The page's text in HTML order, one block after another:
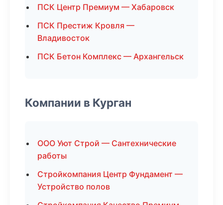
ПСК Центр Премиум — Хабаровск
ПСК Престиж Кровля —
Владивосток
ПСК Бетон Комплекс — Архангельск
Компании в Курган
ООО Уют Строй — Сантехнические
работы
Стройкомпания Центр Фундамент —
Устройство полов